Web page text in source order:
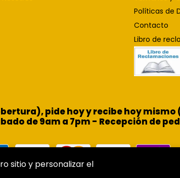
Políticas de
Contacto
Libro de
pide hoy y recibe hoy mismo
de 9am a 7pm - Recepción de
sitio y personalizar el